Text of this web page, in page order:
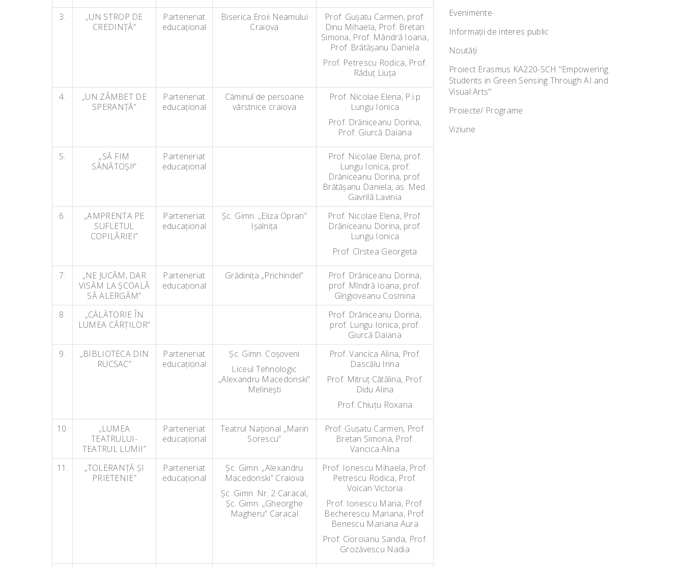
3.
„UN STROP DE
CREDINŢĂ”
Parteneriat
educaţional
Biserica Eroii Neamului
Craiova
Prof. Guşatu Carmen, prof.
Dinu Mihaela, Prof. Bretan
Simona, Prof. Mândră Ioana,
Prof. Brătăşanu Daniela
Prof. Petrescu Rodica, Prof.
Răduţ Liuţa
4.
„UN ZÂMBET DE
SPERANŢĂ”
Parteneriat
educaţional
Căminul de persoane
vârstnice craiova
Prof. Nicolae Elena, P.i.p
Lungu Ionica
Prof. Drăniceanu Dorina,
Prof. Giurcă Daiana
5.
„SĂ FIM
SĂNĂTOŞI!”
Parteneriat
educaţional
Prof. Nicolae Elena, prof.
Lungu Ionica, prof.
Drăniceanu Dorina, prof.
Brătăşanu Daniela, as. Med.
Gavrilă Lavinia
6.
„AMPRENTA PE
SUFLETUL
COPILĂRIEI”
Parteneriat
educaţional
Şc. Gimn. „Eliza Opran”
Işalniţa
Prof. Nicolae Elena, Prof.
Drăniceanu Dorina, prof.
Lungu Ionica
Prof. Cîrstea Georgeta
7.
„NE JUCĂM, DAR
VISĂM LA ŞCOALĂ
SĂ ALERGĂM”
Parteneriat
educaţional
Grădiniţa „Prichindel”
Prof. Drăniceanu Dorina,
prof. Mîndră Ioana, prof.
Gîngioveanu Cosmina
8.
„CĂLĂTORIE ÎN
LUMEA CĂRŢILOR”
Prof. Drăniceanu Dorina,
prof. Lungu Ionica, prof.
Giurcă Daiana
9.
„BIBLIOTECA DIN
RUCSAC”
Parteneriat
educaţional
Şc. Gimn. Coşoveni
Liceul Tehnologic
„Alexandru Macedonski”
Melineşti
Prof. Vancica Alina, Prof.
Dascălu Irina
Prof. Mitruţ Cătălina, Prof.
Didu Alina
Prof. Chiuţu Roxana
10.
„LUMEA
TEATRULUI-
TEATRUL LUMII”
Parteneriat
educaţional
Teatrul Naţional „Marin
Sorescu”
Prof. Guşatu Carmen, Prof.
Bretan Simona, Prof.
Vancica Alina
11.
„TOLERANŢĂ ŞI
PRIETENIE”
Parteneriat
educaţional
Şc. Gimn. „Alexandru
Macedonski” Craiova
Şc. Gimn. Nr. 2 Caracal,
Şc. Gimn. „Gheorghe
Magheru” Caracal
Prof. Ionescu Mihaela, Prof.
Petrescu Rodica, Prof.
Voican Victoria
Prof. Ionescu Maria, Prof.
Becherescu Mariana, Prof.
Benescu Mariana Aura
Prof. Cioroianu Sanda, Prof.
Grozăvescu Nadia
Evenimente
Informații de interes public
Noutăţi
Proiect Erasmus KA220-SCH "Empowering
Students in Green Sensing Through AI and
Visual Arts"
Proiecte/ Programe
Viziune